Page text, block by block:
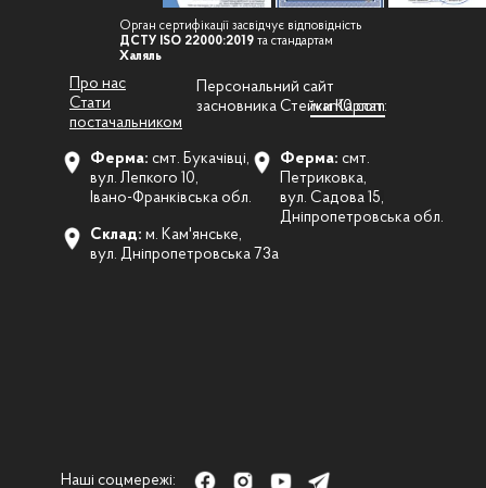
Стати
постачальником
Про нас
Ферма: смт. Букачівці,
вул. Лепкого 10,
Івано-Франківська обл.
Наші соцмережі:
Орган сертифікації засвідчує відповідність
ДСТУ ISO 22000:2019 та стандартам
Халяль
Персональний сайт
засновника Стейки Карпат:
ivan10.com
Склад: м. Кам'янське,
вул. Дніпропетровська 73а
Ферма: смт.
Петриковка,
вул. Садова 15,
Дніпропетровська обл.